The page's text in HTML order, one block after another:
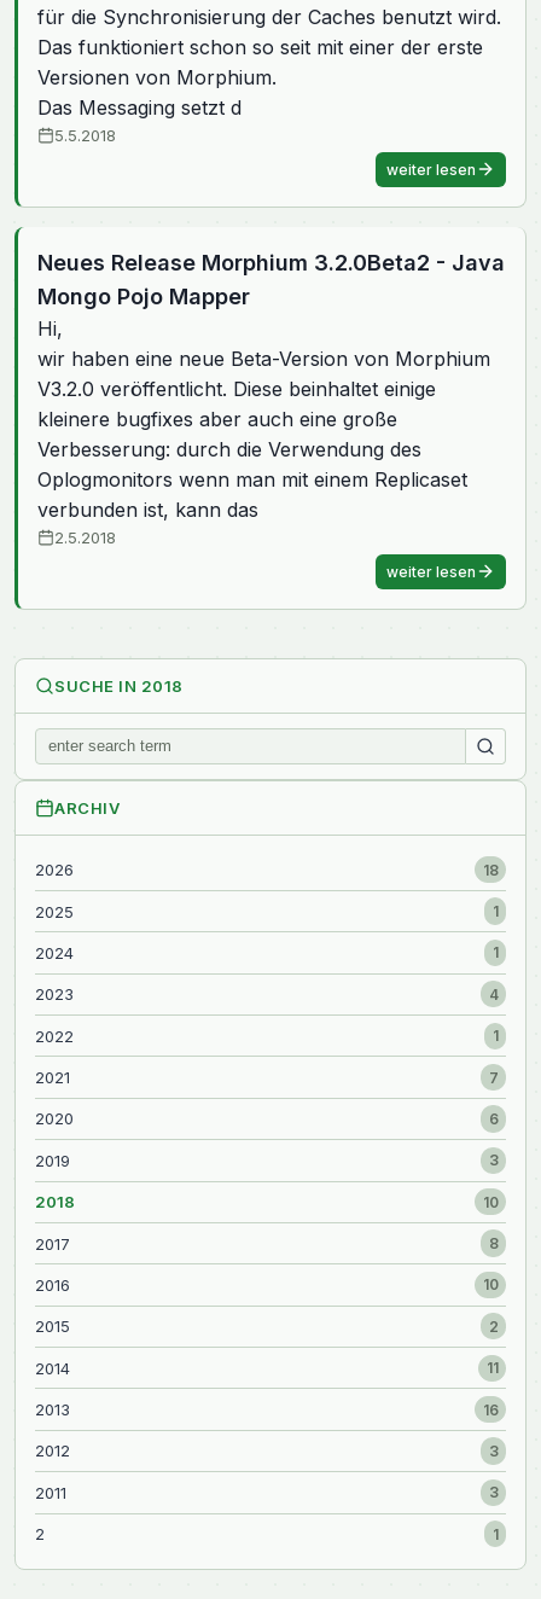
für die Synchronisierung der Caches benutzt wird.
Das funktioniert schon so seit mit einer der erste
Versionen von Morphium.
Das Messaging setzt d
5.5.2018
weiter lesen
Neues Release Morphium 3.2.0Beta2 - Java
Mongo Pojo Mapper
Hi,
wir haben eine neue Beta-Version von Morphium
V3.2.0 veröffentlicht. Diese beinhaltet einige
kleinere bugfixes aber auch eine große
Verbesserung: durch die Verwendung des
Oplogmonitors wenn man mit einem Replicaset
verbunden ist, kann das
2.5.2018
weiter lesen
SUCHE IN 2018
ARCHIV
2026 18
2025 1
2024 1
2023 4
2022 1
2021 7
2020 6
2019 3
2018 10
2017 8
2016 10
2015 2
2014 11
2013 16
2012 3
2011 3
2 1